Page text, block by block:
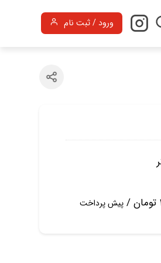
ورود / ثبت نام
پیش پرداخت